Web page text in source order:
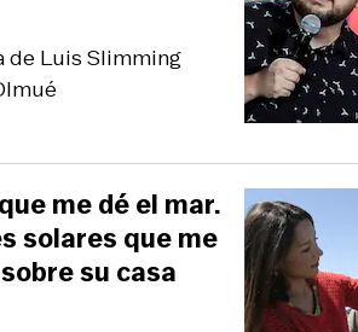
de Luis Slimming
me dé el mar.
solares que me
su casa